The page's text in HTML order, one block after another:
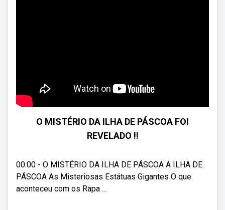
O MISTÉRIO DA ILHA DE PÁSCOA FOI
REVELADO !!
00:00 - O MISTÉRIO DA ILHA DE PÁSCOA A ILHA DE
PÁSCOA As Misteriosas Estátuas Gigantes O que
aconteceu com os Rapa ...